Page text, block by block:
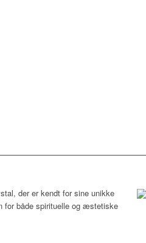
der er kendt for sine unikke
for både spirituelle og æstetiske